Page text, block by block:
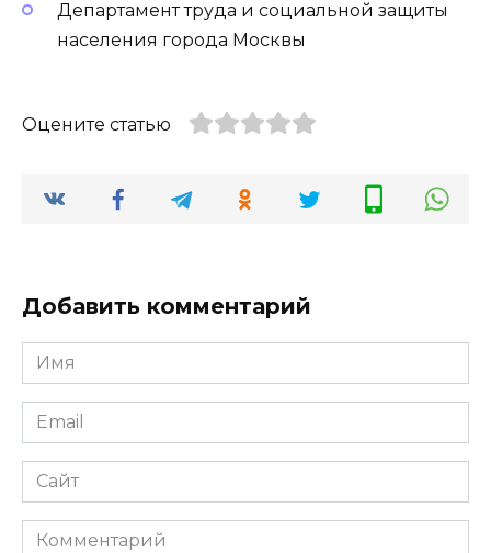
Департамент труда и социальной защиты
населения города Москвы
Оцените статью
Добавить комментарий
Имя
*
Email
*
Сайт
Комментарий